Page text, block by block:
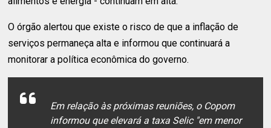
O órgão alertou que existe o risco de que a inflação de
serviços permaneça alta e informou que continuará a
monitorar a política econômica do governo.
Em relação às próximas reuniões, o Copom
informou que elevará a taxa Selic "em menor